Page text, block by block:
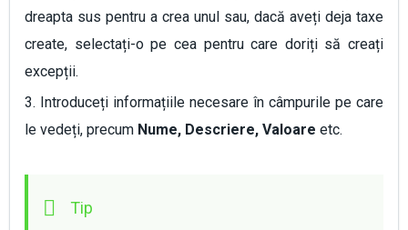
dreapta sus pentru a crea unul sau, dacă aveți deja taxe
create, selectați-o pe cea pentru care doriți să creați
excepții.
3. Introduceți informațiile necesare în câmpurile pe care
le vedeți, precum Nume, Descriere, Valoare etc.